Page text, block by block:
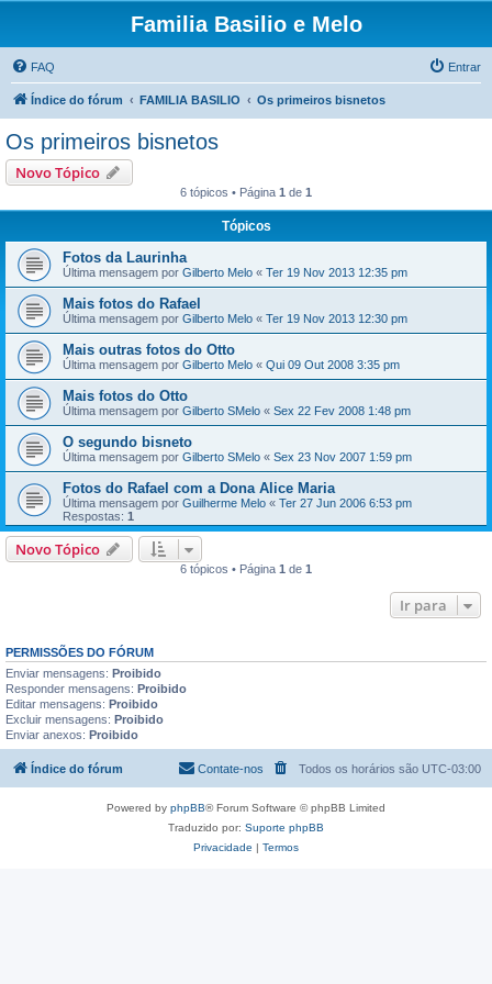
Familia Basilio e Melo
FAQ Entrar
Índice do fórum FAMILIA BASILIO Os primeiros bisnetos
Os primeiros bisnetos
Novo Tópico
6 tópicos • Página 1 de 1
Tópicos
Fotos da Laurinha
Última mensagem por Gilberto Melo « Ter 19 Nov 2013 12:35 pm
Mais fotos do Rafael
Última mensagem por Gilberto Melo « Ter 19 Nov 2013 12:30 pm
Mais outras fotos do Otto
Última mensagem por Gilberto Melo « Qui 09 Out 2008 3:35 pm
Mais fotos do Otto
Última mensagem por Gilberto SMelo « Sex 22 Fev 2008 1:48 pm
O segundo bisneto
Última mensagem por Gilberto SMelo « Sex 23 Nov 2007 1:59 pm
Fotos do Rafael com a Dona Alice Maria
Última mensagem por Guilherme Melo « Ter 27 Jun 2006 6:53 pm
Respostas: 1
Novo Tópico
6 tópicos • Página 1 de 1
Ir para
PERMISSÕES DO FÓRUM
Enviar mensagens: Proibido
Responder mensagens: Proibido
Editar mensagens: Proibido
Excluir mensagens: Proibido
Enviar anexos: Proibido
Índice do fórum Todos os horários são UTC-03:00
Contate-nos
Powered by phpBB® Forum Software © phpBB Limited
Traduzido por: Suporte phpBB
Privacidade | Termos